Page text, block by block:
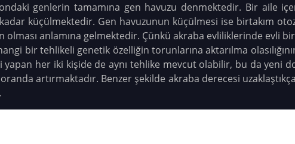
genlerin tamamına gen havuzu denmektedir. Bir aile
küçülmektedir. Gen havuzunun küçülmesi ise birtakım
olması anlamına gelmektedir. Çünkü akraba evliliklerinde evli
bir tehlikeli genetik özelliğin torunlarına aktarılma
yapan her iki kişide de aynı tehlike mevcut olabilir, bu da yeni
artırmaktadır. Benzer şekilde akraba derecesi